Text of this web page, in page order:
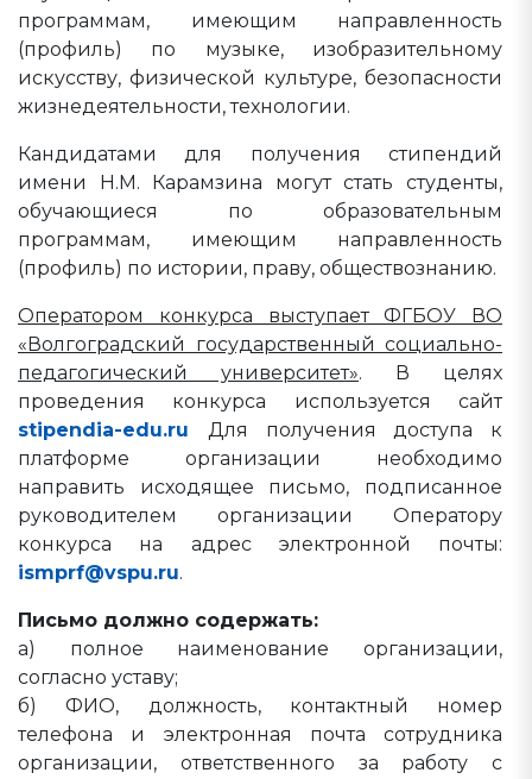
программам, имеющим направленность
(профиль) по музыке, изобразительному
искусству, физической культуре, безопасности
жизнедеятельности, технологии.
Кандидатами для получения стипендий
имени Н.М. Карамзина могут стать студенты,
обучающиеся по образовательным
программам, имеющим направленность
(профиль) по истории, праву, обществознанию.
Оператором конкурса выступает ФГБОУ ВО
«Волгоградский государственный социально-
педагогический университет». В целях
проведения конкурса используется сайт
stipendia-edu.ru
Для получения доступа к
платформе организации необходимо
направить исходящее письмо, подписанное
руководителем организации Оператору
конкурса на адрес электронной почты:
ismprf@vspu.ru.
Письмо должно содержать:
а) полное наименование организации,
согласно уставу;
б) ФИО, должность, контактный номер
телефона и электронная почта сотрудника
организации, ответственного за работу с